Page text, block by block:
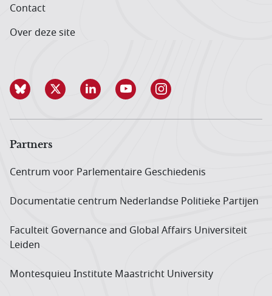
Contact
Over deze site
Partners
Centrum voor Parlementaire Geschiedenis
Documentatie centrum Neder­landse Politieke Partijen
Faculteit Governance and Global Affairs Universiteit
Leiden
Montesquieu Institute Maastricht University